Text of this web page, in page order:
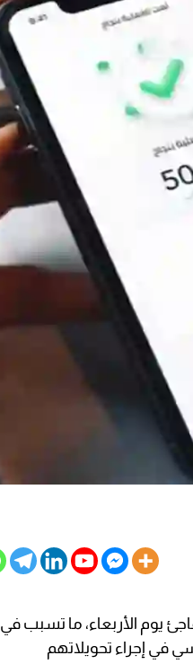
يوم الأربعاء، ما تسبب في
في إجراء تحويلاتهم